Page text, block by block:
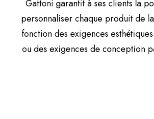
Gattoni garantit à ses clients la
personnaliser chaque produit de
fonction des exigences
ou des exigences de conception